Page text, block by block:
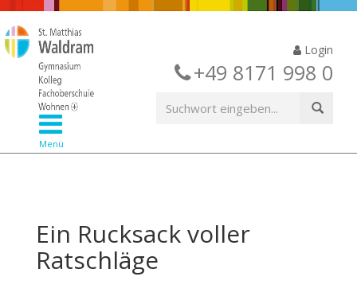
Login
+49 8171 998 0
Menü
Ein Rucksack voller
Ratschläge